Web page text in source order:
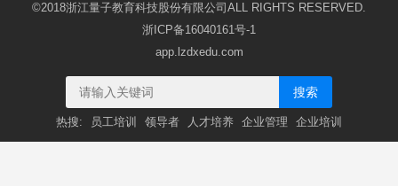
©2018浙江量子教育科技股份有限公司ALL RIGHTS RESERVED.
浙ICP备16040161号-1
app.lzdxedu.com
搜索
热搜: 员工培训 领导者 人才培养 企业管理 企业培训